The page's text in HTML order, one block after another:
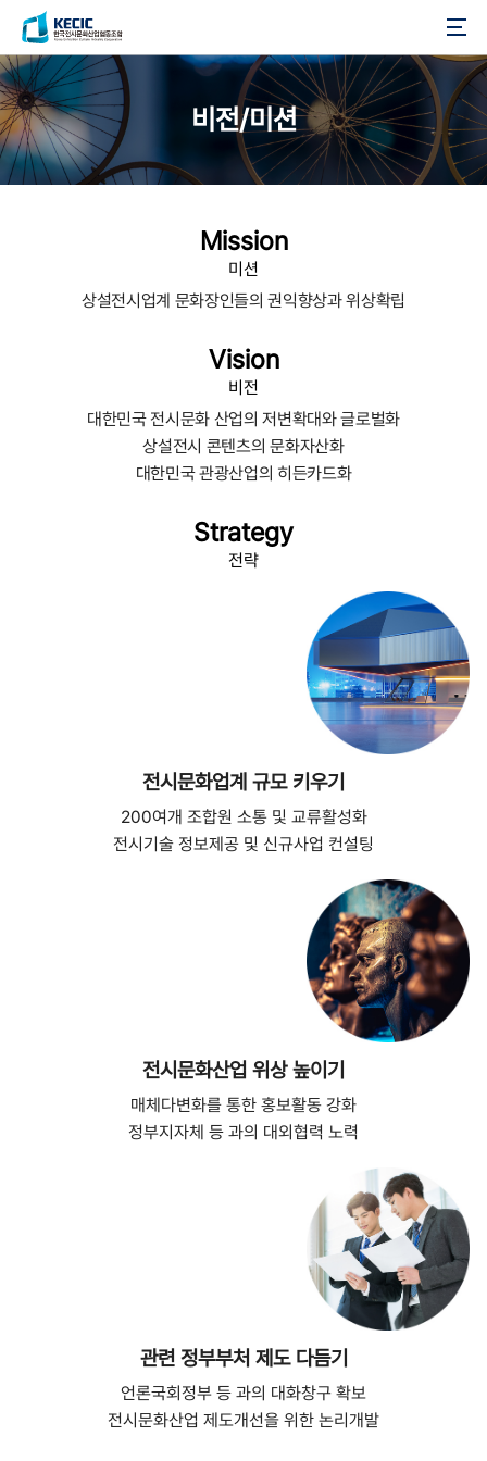
한국전시문화산업협동조합
비전/미션
Mission
미션
상설전시업계 문화장인들의 권익향상과 위상확립
Vision
비전
대한민국 전시문화 산업의 저변확대와 글로벌화
상설전시 콘텐츠의 문화자산화
대한민국 관광산업의 히든카드화
Strategy
전략
전시문화업계 규모 키우기
200여개 조합원 소통 및 교류활성화
전시기술 정보제공 및 신규사업 컨설팅
전시문화산업 위상 높이기
매체다변화를 통한 홍보활동 강화
정부지자체 등 과의 대외협력 노력
관련 정부부처 제도 다듬기
언론국회정부 등 과의 대화창구 확보
전시문화산업 제도개선을 위한 논리개발